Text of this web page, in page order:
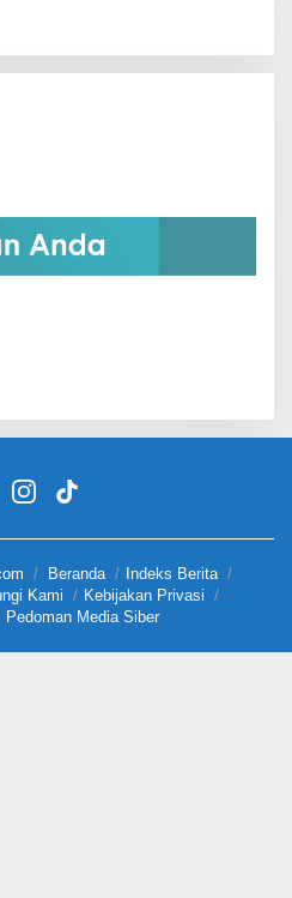
Beranda
Indeks Berita
Kami
Kebijakan Privasi
Pedoman Media Siber